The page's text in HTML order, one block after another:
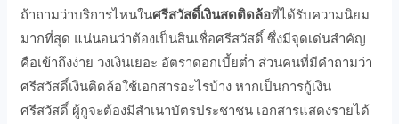
ถ้าถามว่าบริการไหนในศรีสวัสดิ์เงินสดติดล้อที่ได้รับความนิยม
มากที่สุด แน่นอนว่าต้องเป็นสินเชื่อศรีสวัสดิ์ ซึ่งมีจุดเด่นสำคัญ
คือเข้าถึงง่าย วงเงินเยอะ อัตราดอกเบี้ยต่ำ ส่วนคนที่มีคำถามว่า
ศรีสวัสดิ์เงินติดล้อใช้เอกสารอะไรบ้าง หากเป็นการกู้เงิน
ศรีสวัสดิ์ ผู้กูจะต้องมีสำเนาบัตรประชาชน เอกสารแสดงรายได้